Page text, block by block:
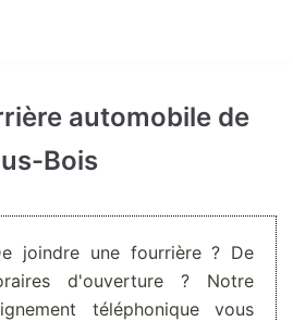
automobile de
Bois
joindre une fourrière ? De
d'ouverture ? Notre
téléphonique vous